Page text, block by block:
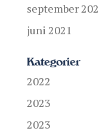
september
juni 2021
Kategorier
2022
2023
2023